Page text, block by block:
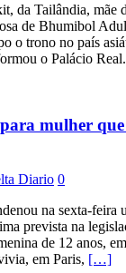
da Tailândia, mãe
de Bhumibol
o trono no país
o Palácio
mulher
Diario 0
na sexta-feira
prevista na
de 12 anos,
em Paris, […]